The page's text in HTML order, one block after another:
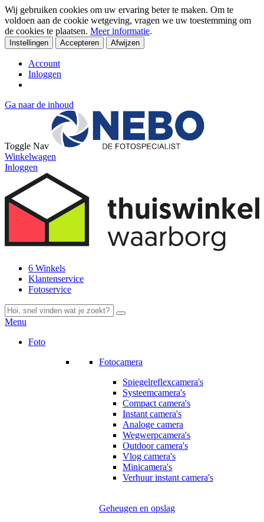
Wij gebruiken cookies om uw ervaring beter te maken. Om te
voldoen aan de cookie wetgeving, vragen we uw toestemming om
de cookies te plaatsen. Meer informatie.
Instellingen Accepteren Afwijzen
Account
Inloggen
Ga naar de inhoud
Toggle Nav
Winkelwagen
Inloggen
6 Winkels
Klantenservice
Fotoservice
Menu
Foto
Fotocamera
Spiegelreflexcamera's
Systeemcamera's
Compact camera's
Instant camera's
Analoge camera
Wegwerpcamera's
Outdoor camera's
Vlog camera's
Minicamera's
Verhuur instant camera's
Geheugen en opslag